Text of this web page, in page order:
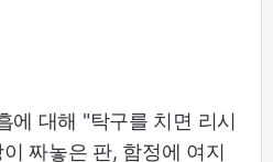
에 대해 "탁구를 치면 리시
짜놓은 판, 함정에 여지